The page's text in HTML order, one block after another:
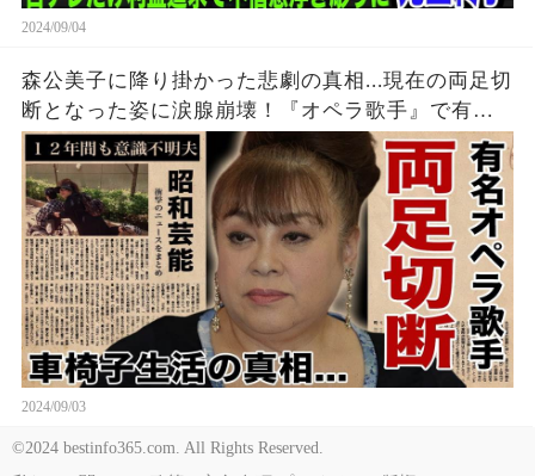
2024/09/04
森公美子に降り掛かった悲劇の真相...現在の両足切
断となった姿に涙腺崩壊！『オペラ歌手』で有名
なモリクミの１２年間も意識不明となった車椅子
生活を介護する実態に驚愕！
2024/09/03
©2024 bestinfo365.com. All Rights Reserved.